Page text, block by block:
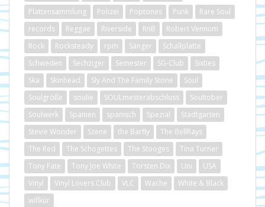
Plattensammlung
Polizei Poptones Punk
Rare Soul
records
Reggae Riverside RnB
Robert Vennum
Rock
Rocksteady rpm Sänger
Schallplatte
Schweden
Sechziger Semester SG-Club
Sixties
Ska
Skinhead Sly And The Family Stone
Soul
Soulgröße
soulie SOULmesterabschluss
Soultober
Soulwerk
Spanien spanisch Spezial
Stadtgarten
Stevie Wonder
Szene the Barfly
The BellRays
The Red
The Schogettes The Stooges
Tina Turner
Tony Fate
Tony Joe White Torsten Dix Uni
USA
Vinyl
Vinyl Lovers Club VLC Wache
White & Black
willkür